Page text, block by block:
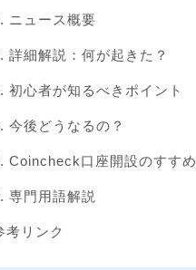
ニュース概要
詳細解説：何が起きた？
初心者が知るべきポイント
今後どうなるの？
Coincheck口座開設のすすめ
専門用語解説
考リンク